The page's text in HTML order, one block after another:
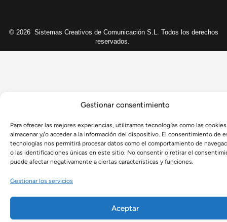
Gestionar consentimiento
Para ofrecer las mejores experiencias, utilizamos tecnologías como las cookies
almacenar y/o acceder a la información del dispositivo. El consentimiento de
tecnologías nos permitirá procesar datos como el comportamiento de
o las identificaciones únicas en este sitio. No consentir o retirar el
puede afectar negativamente a ciertas características y funciones.
Gestionar los servicios
Aceptar
© 2026 Sistemas Creativos de Comunicación S.L. Todos los derechos
reservados.